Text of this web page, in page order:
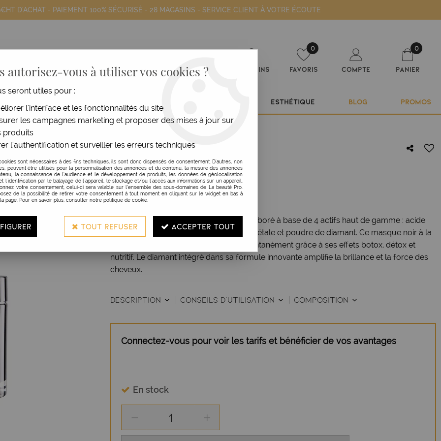
D'ACHAT - PAIEMENT 100% SÉCURISÉ - 28 MAGASINS - SERVICE CLIENT À VOTRE ÉCOUTE
Magasins
0
Favoris Compte
0
Panier
ESTHÉTIQUE BLOG PROMOS
Hair
URBAN KERATIN
MASQUE MIROIR LIFT HAIR
200 ML
Le masque Miroir d'Urban Keratin est élaboré à base de 4 actifs haut de gamme : acide
hyaluronique, charbon actif, kératine végétale et poudre de diamant. Ce masque noir à la
texture légère rajeunit la chevelure instantanément grâce à ses effets botox, détox et
nutritif. Le diamant intégré dans sa formule innovante amplifie la brillance et la force des
cheveux.
DESCRIPTION CONSEILS D'UTILISATION COMPOSITION
Connectez-vous pour voir les tarifs et bénéficier de vos avantages
En stock
autorisez-vous à utiliser vos cookies ?
seront utiles pour :
l'interface et les fonctionnalités du site
les campagnes marketing et proposer des mises à jour sur
produits
l'authentification et surveiller les erreurs techniques
sont nécessaires à des fins techniques, ils sont donc dispensés de consentement. D'autres, non
peuvent être utilisés pour la personnalisation des annonces et du contenu, la mesure des annonces
la connaissance de l'audience et le développement de produits, les données de géolocalisation
l'identification par le balayage de l'appareil, le stockage et/ou l'accès aux informations sur un appareil.
votre consentement, celui-ci sera valable sur l’ensemble des sous-domaines de La beauté Pro.
de la possibilité de retirer votre consentement à tout moment en cliquant sur le widget en bas à
page. Pour en savoir plus, consulter notre politique de cookie.
TOUT REFUSER ACCEPTER TOUT